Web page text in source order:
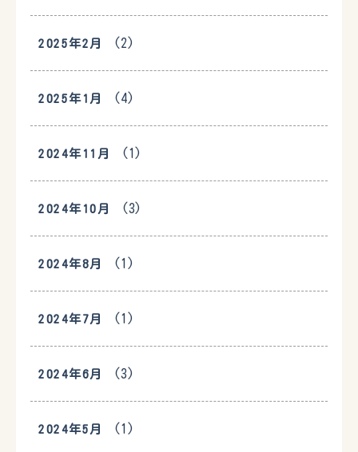
2025年2月 (2)
2025年1月 (4)
2024年11月 (1)
2024年10月 (3)
2024年8月 (1)
2024年7月 (1)
2024年6月 (3)
2024年5月 (1)